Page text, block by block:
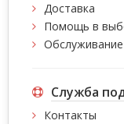
Доставка
Помощь в
Служба
Контакты